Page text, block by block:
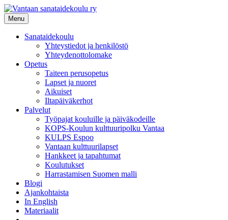
Siirry
sisältöön
Menu
Sanataidekoulu
Yhteystiedot ja henkilöstö
Yhteydenottolomake
Opetus
Taiteen perusopetus
Lapset ja nuoret
Aikuiset
Iltapäiväkerhot
Palvelut
Työpajat kouluille ja päiväkodeille
KOPS-Koulun kulttuuripolku Vantaa
KULPS Espoo
Vantaan kulttuurilapset
Hankkeet ja tapahtumat
Koulutukset
Harrastamisen Suomen malli
Blogi
Ajankohtaista
In English
Materiaalit